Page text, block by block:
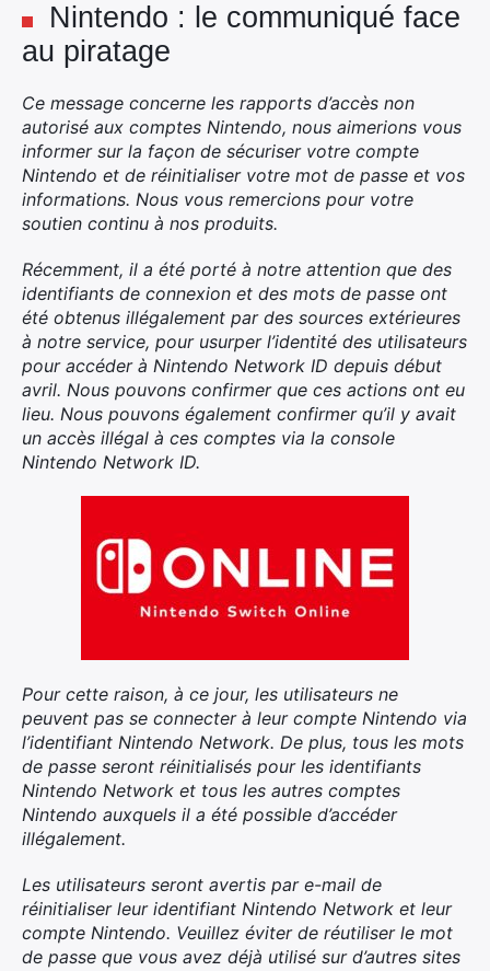
Nintendo : le communiqué face
au piratage
Ce message concerne les rapports d’accès non
autorisé aux comptes Nintendo, nous aimerions vous
informer sur la façon de sécuriser votre compte
Nintendo et de réinitialiser votre mot de passe et vos
informations. Nous vous remercions pour votre
soutien continu à nos produits.
Récemment, il a été porté à notre attention que des
identifiants de connexion et des mots de passe ont
été obtenus illégalement par des sources extérieures
à notre service, pour usurper l’identité des utilisateurs
pour accéder à Nintendo Network ID depuis début
avril. Nous pouvons confirmer que ces actions ont eu
lieu. Nous pouvons également confirmer qu’il y avait
un accès illégal à ces comptes via la console
Nintendo Network ID.
Pour cette raison, à ce jour, les utilisateurs ne
peuvent pas se connecter à leur compte Nintendo via
l’identifiant Nintendo Network. De plus, tous les mots
de passe seront réinitialisés pour les identifiants
Nintendo Network et tous les autres comptes
Nintendo auxquels il a été possible d’accéder
illégalement.
Les utilisateurs seront avertis par e-mail de
réinitialiser leur identifiant Nintendo Network et leur
compte Nintendo. Veuillez éviter de réutiliser le mot
de passe que vous avez déjà utilisé sur d’autres sites